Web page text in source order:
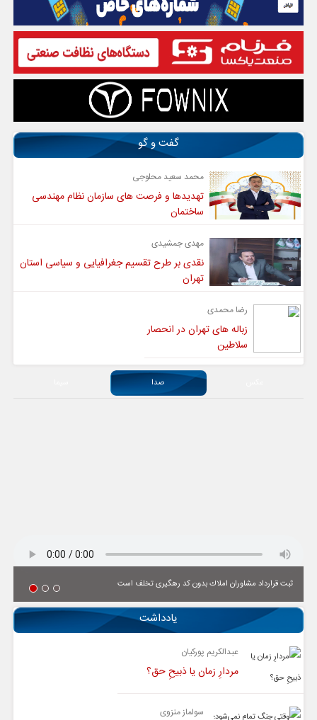
گفت و گو
محمد سعید محلوجی
تهدیدها و فرصت های سازمان نظام مهندسی
ساختمان
مهدی جمشیدی
نقدی بر طرح تقسیم جغرافیایی و سیاسی استان
تهران
رضا محمدی
زباله های تهران در انحصار
سلاطین
صدا
ثبت قرارداد مشاوران املاك بدون كد رهگیری تخلف است
یادداشت
عبدالکریم پورکیان
مردارِ زمان یا ذبیحِ حق؟
سولماز منزوی